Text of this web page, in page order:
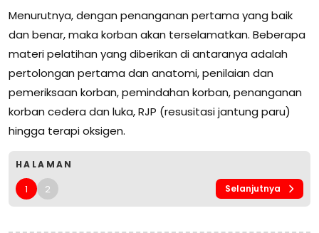
Menurutnya, dengan penanganan pertama yang baik
dan benar, maka korban akan terselamatkan. Beberapa
materi pelatihan yang diberikan di antaranya adalah
pertolongan pertama dan anatomi, penilaian dan
pemeriksaan korban, pemindahan korban, penanganan
korban cedera dan luka, RJP (resusitasi jantung paru)
hingga terapi oksigen.
HALAMAN
1 2 Selanjutnya